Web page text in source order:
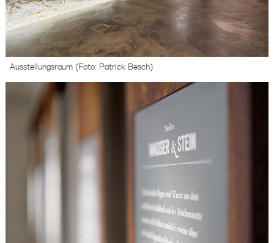
Ausstellungsraum (Foto: Patrick Besch)